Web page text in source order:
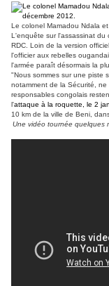
Le colonel Mamadou Ndala
L'enquête sur l'assassinat du
RDC. Loin de la version
l'officier aux rebelles
l'armée paraît désormais la
"Nous sommes sur une piste
notamment de la Sécurité,
responsables congolais
l'attaque à la roquette, le 2
10 km de la ville de Beni,
Une vidéo tournée quelques